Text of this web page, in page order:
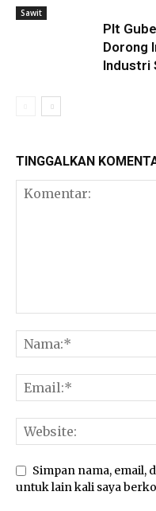
Sawit
Plt
Dorong
Industri
TINGGALKAN
Simpan nama, email,
untuk lain kali saya